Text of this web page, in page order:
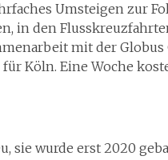
Umsteigen zur
in den
mit der Globus
Köln. Eine Woche
sie wurde erst 2020